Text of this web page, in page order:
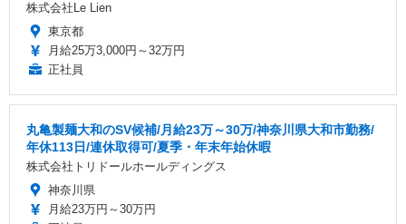
株式会社Le Lien
東京都
月給25万3,000円～32万円
正社員
丸亀製麺大和のSV候補/月給23万～30万/神奈川県大和市勤務/
年休113日/連休取得可/夏季・年末年始休暇
株式会社トリドールホールディングス
神奈川県
月給23万円～30万円